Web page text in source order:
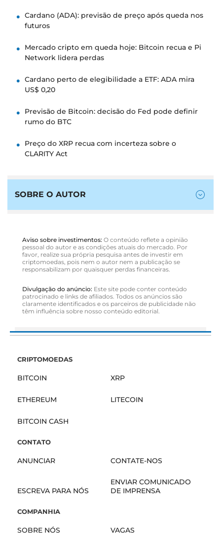
Cardano (ADA): previsão de preço após queda nos
futuros
Mercado cripto em queda hoje: Bitcoin recua e Pi
Network lidera perdas
Cardano perto de elegibilidade a ETF: ADA mira
US$ 0,20
Previsão de Bitcoin: decisão do Fed pode definir
rumo do BTC
Preço do XRP recua com incerteza sobre o
CLARITY Act
SOBRE O AUTOR
Aviso sobre investimentos: O conteúdo reflete a opinião
pessoal do autor e as condições atuais do mercado. Por
favor, realize sua própria pesquisa antes de investir em
criptomoedas, pois nem o autor nem a publicação se
responsabilizam por quaisquer perdas financeiras.
Divulgação do anúncio: Este site pode conter conteúdo
patrocinado e links de afiliados. Todos os anúncios são
claramente identificados e os parceiros de publicidade não
têm influência sobre nosso conteúdo editorial.
CRIPTOMOEDAS
BITCOIN XRP
ETHEREUM LITECOIN
BITCOIN CASH
CONTATO
ANUNCIAR CONTATE-NOS
ESCREVA PARA NÓS
ENVIAR COMUNICADO
DE IMPRENSA
COMPANHIA
SOBRE NÓS VAGAS